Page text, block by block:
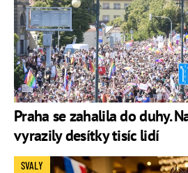
Praha se zahalila do duhy.
vyrazily desítky tisíc lidí
SVALY